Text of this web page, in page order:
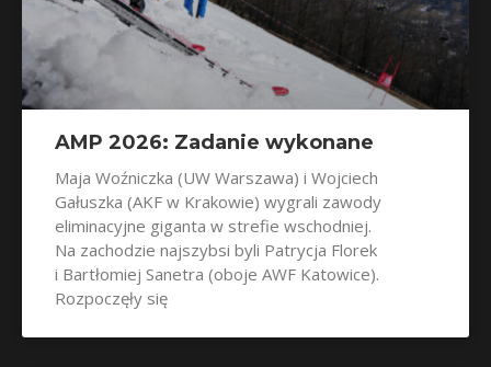
AMP 2026: Zadanie wykonane
Maja Woźniczka (UW Warszawa) i Wojciech
Gałuszka (AKF w Krakowie) wygrali zawody
eliminacyjne giganta w strefie wschodniej.
Na zachodzie najszybsi byli Patrycja Florek
i Bartłomiej Sanetra (oboje AWF Katowice).
Rozpoczęły się